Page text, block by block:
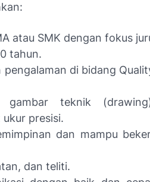
atau SMK dengan fokus
tahun.
pengalaman di bidang
gambar teknik
presisi.
dan mampu
dan teliti.